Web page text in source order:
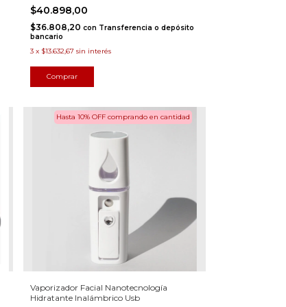
$40.898,00
$36.808,20 con Transferencia o depósito
bancario
3 x $13.632,67 sin interés
Vaporizador Facial Nanotecnología
Hidratante Inalámbrico Usb
Hasta 10% OFF comprando en cantidad